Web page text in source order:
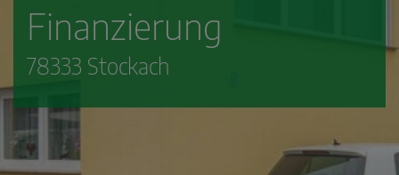
Finanzierung
78333 Stockach